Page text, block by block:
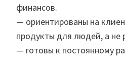
финансов.
— ориентированы на
продукты для людей, а не
— готовы к постоянному